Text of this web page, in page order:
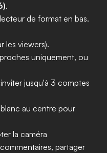
.
de format en bas.
les viewers).
uniquement, ou
jusqu'à 3 comptes
au centre pour
la caméra
partager